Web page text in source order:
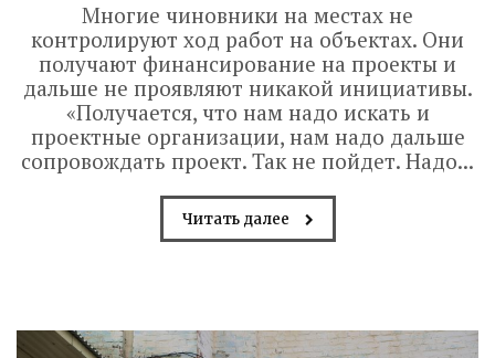
Многие чиновники на местах не
контролируют ход работ на объектах. Они
получают финансирование на проекты и
дальше не проявляют никакой инициативы.
«Получается, что нам надо искать и
проектные организации, нам надо дальше
сопровождать проект. Так не пойдет. Надо...
Читать далее